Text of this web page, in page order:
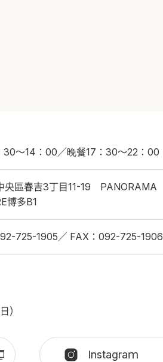
30～14：00／晚餐17：30～22：00
央區春吉3丁目11-19 PANORAMA
博多B1
725-1905／ FAX：092-725-1906
）
Instagraｍ